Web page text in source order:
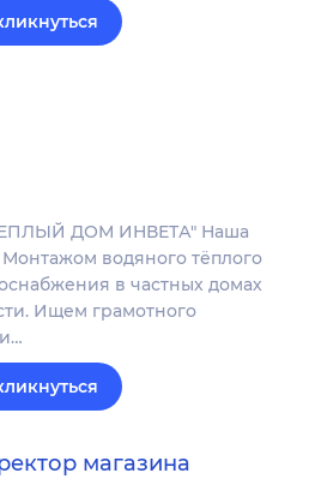
ДОМ ИНВЕТА" Наша
водяного тёплого
в частных домах
Ищем грамотного
магазина